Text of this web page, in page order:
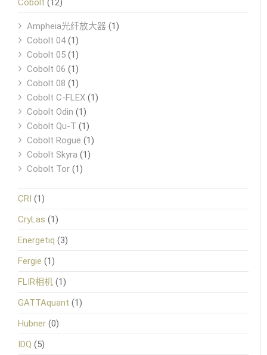
Ampheia光纤放大器 (1)
Cobolt 04(1)
Cobolt 05 (1)
Cobolt 06 (1)
Cobolt 08 (1)
Cobolt C-FLEX (1)
Cobolt Odin (1)
Cobolt Qu-T (1)
Cobolt Rogue (1)
Cobolt Skyra (1)
Cobolt Tor (1)
CRI (1)
CryLas (1)
Energetiq (3)
Fergie (1)
FLIR相机 (1)
GATTAquant (1)
Hubner (0)
IDQ (5)